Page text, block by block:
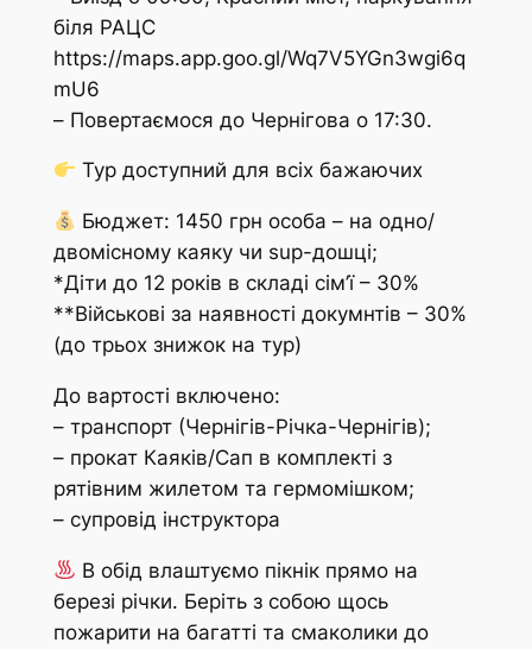
біля РАЦС
https://maps.app.goo.gl/Wq7V5YGn3wgi6q
mU6
– Повертаємося до Чернігова о 17:30.
Тур доступний для всіх бажаючих
Бюджет: 1450 грн особа – на одно/
двомісному каяку чи sup-дошці;
*Діти до 12 років в складі сім’ї – 30%
**Військові за наявності докумнтів – 30%
(до трьох знижок на тур)
До вартості включено:
– транспорт (Чернігів-Річка-Чернігів);
– прокат Каяків/Сап в комплекті з
рятівним жилетом та гермомішком;
– супровід інструктора
В обід влаштуємо пікнік прямо на
березі річки. Беріть з собою щось
пожарити на багатті та смаколики до